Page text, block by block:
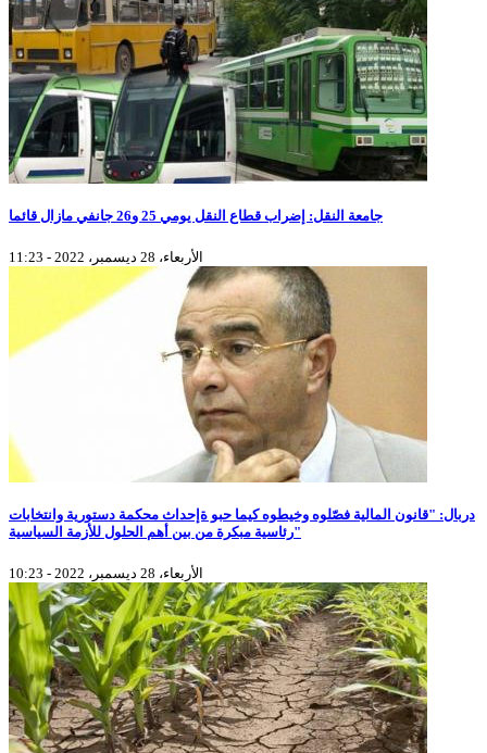
جامعة النقل: إضراب قطاع النقل يومي 25 و26 جانفي مازال قائما
الأربعاء، 28 ديسمبر، 2022 - 11:23
دربال: "قانون المالية فصّلوه وخيطوه كيما حبو ةإحداث محكمة دستورية وانتخابات
رئاسية مبكرة من بين أهم الحلول للأزمة السياسية"
الأربعاء، 28 ديسمبر، 2022 - 10:23